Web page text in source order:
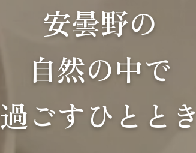
安曇野の
自然の中で
過ごすひととき